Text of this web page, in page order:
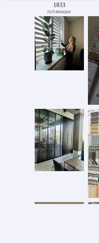
1033
публикации